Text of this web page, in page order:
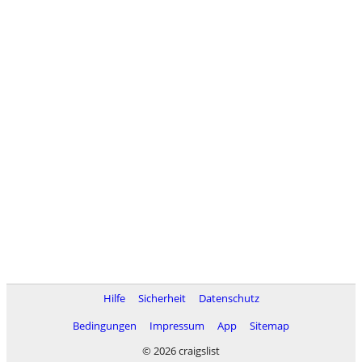
Hilfe Sicherheit
Datenschutz
Bedingungen
Impressum App
Sitemap
© 2026 craigslist